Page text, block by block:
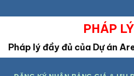
PHÁP LÝ
Pháp lý đầy đủ của Dự án